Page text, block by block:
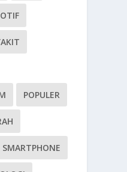
POPULER
SMARTPHONE